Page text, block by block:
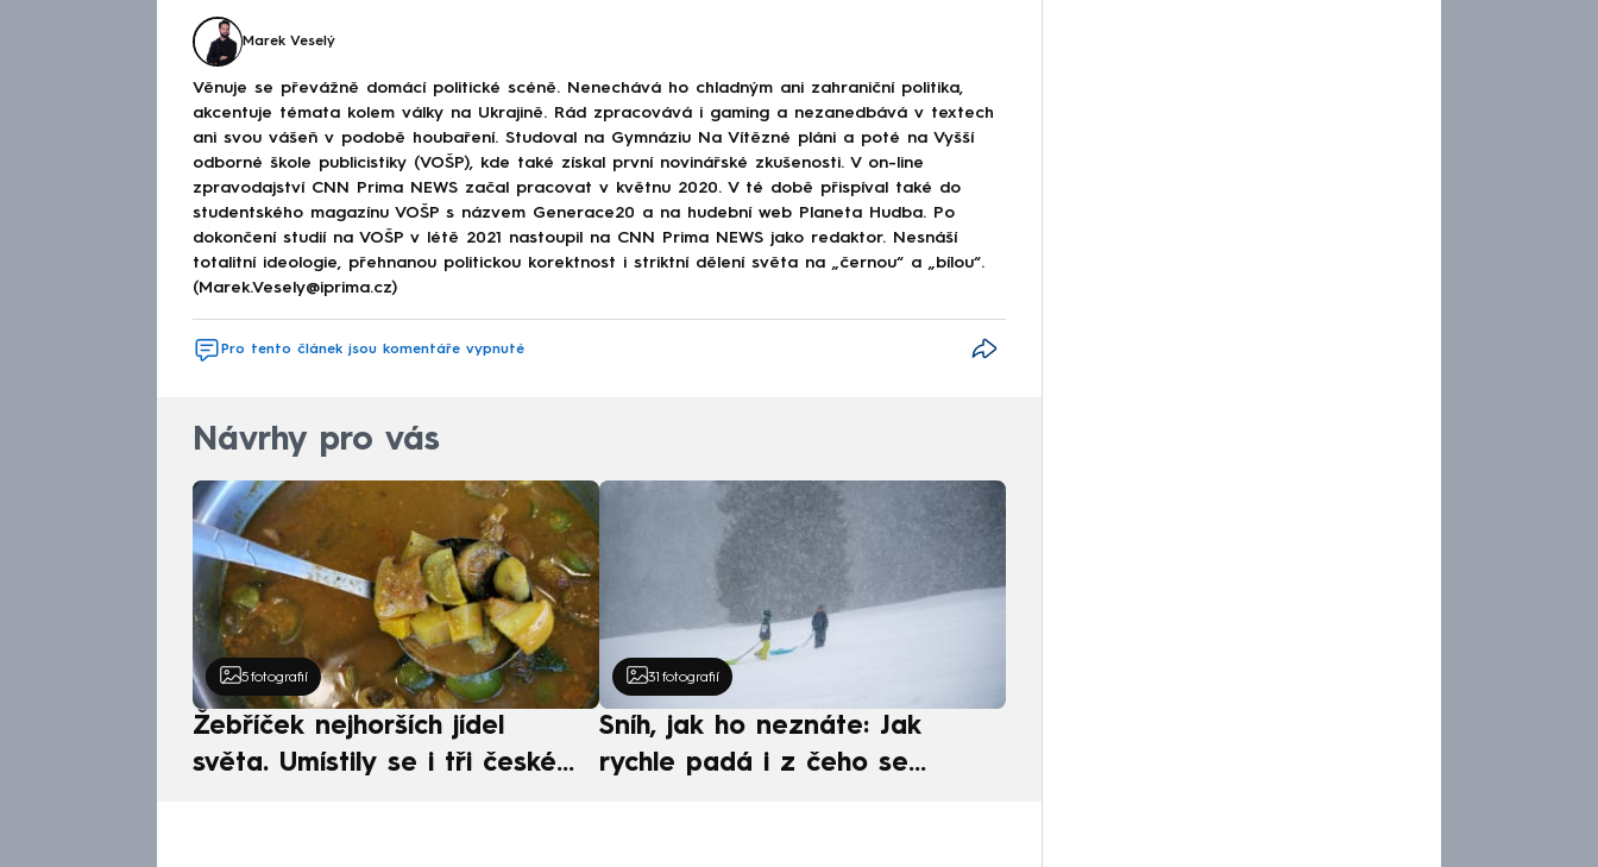
Marek Veselý
Věnuje se převážně domácí politické scéně. Nenechává ho chladným ani zahraniční politika,
akcentuje témata kolem války na Ukrajině. Rád zpracovává i gaming a nezanedbává v textech
ani svou vášeň v podobě houbaření. Studoval na Gymnáziu Na Vítězné pláni a poté na Vyšší
odborné škole publicistiky (VOŠP), kde také získal první novinářské zkušenosti. V on-line
zpravodajství CNN Prima NEWS začal pracovat v květnu 2020. V té době přispíval také do
studentského magazínu VOŠP s názvem Generace20 a na hudební web Planeta Hudba. Po
dokončení studií na VOŠP v létě 2021 nastoupil na CNN Prima NEWS jako redaktor. Nesnáší
totalitní ideologie, přehnanou politickou korektnost i striktní dělení světa na „černou“ a „bílou“.
(Marek.Vesely@iprima.cz)
Pro tento článek jsou komentáře vypnuté
Návrhy pro vás
5 fotografií
Žebříček nejhorších jídel
světa. Umístily se i tři české
31 fotografií
Sníh, jak ho neznáte: Jak
rychle padá i z čeho se